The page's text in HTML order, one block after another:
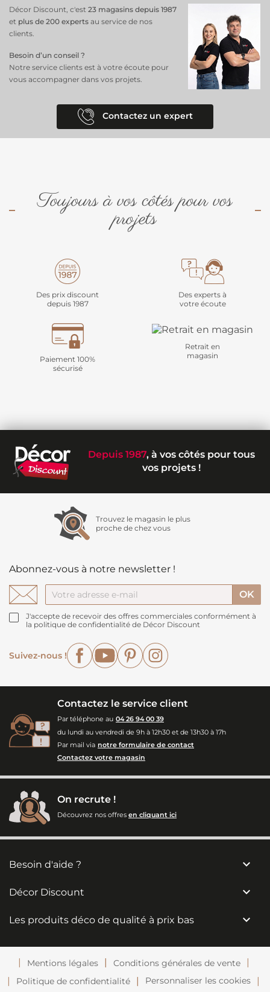
Décor Discount, c'est 23 magasins depuis 1987
et plus de 200 experts au service de nos
clients.
Besoin d’un conseil ?
Notre service clients est à votre écoute pour
vous accompagner dans vos projets.
Contactez un expert
Toujours à vos côtés pour vos
projets
Des prix discount
depuis 1987
Des experts à
votre écoute
Paiement 100%
sécurisé
Retrait en
magasin
Depuis 1987, à vos côtés pour tous
vos projets !
Trouvez le magasin le plus
proche de chez vous
Abonnez-vous à notre newsletter !
J'accepte de recevoir des offres commerciales conformément à
la politique de confidentialité de Décor Discount
Suivez-nous !
FacebookYouTubePinterest
Contactez le service client
Par téléphone au 04 26 94 00 39
du lundi au vendredi de 9h à 12h30 et de 13h30 à 17h
Par mail via notre formulaire de contact
Contactez votre magasin
On recrute !
Découvrez nos offres en cliquant ici
Besoin d'aide ? 
Décor Discount 
Les produits déco de qualité à prix bas 
Mentions légales
Conditions générales de vente
Politique de confidentialité
Personnaliser les cookies